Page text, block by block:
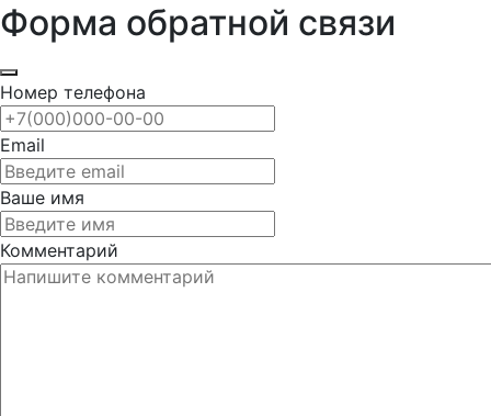
Форма обратной связи
Номер телефона
Email
Ваше имя
Комментарий